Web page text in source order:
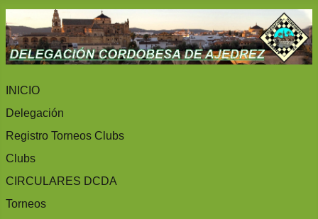
INICIO
Delegación
Registro Torneos Clubs
Clubs
CIRCULARES DCDA
Torneos